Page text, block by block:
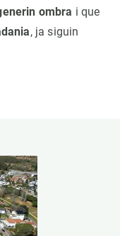
ombra i que
, ja siguin